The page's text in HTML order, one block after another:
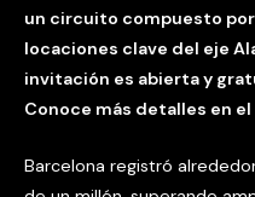
un circuito compuesto
locaciones clave del eje
invitación es abierta y
Conoce más detalles en
Barcelona registró